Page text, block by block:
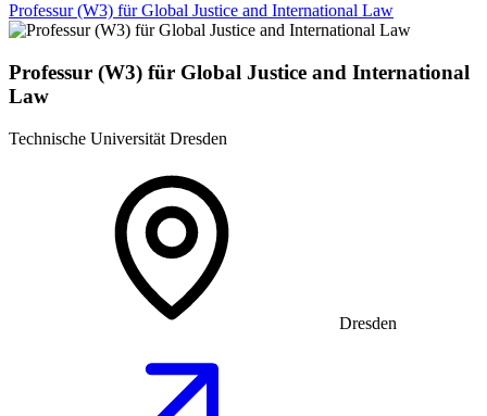
Professur (W3) für Global Justice and International Law
Professur (W3) für Global Justice and International
Law
Technische Universität Dresden
Dresden